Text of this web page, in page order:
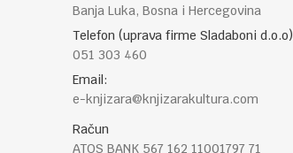
Banja Luka, Bosna i Hercegovina
Telefon (uprava firme Sladaboni d.o.o)
051 303 460
Email:
e-knjizara@knjizarakultura.com
Račun
ATOS BANK 567 162 11001797 71